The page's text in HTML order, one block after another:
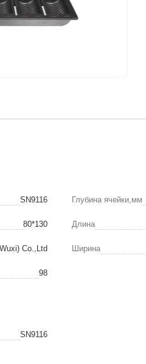
SN9116 Глубина ячейки,мм
80*130 Длина
Co.,Ltd Ширина
98
SN9116